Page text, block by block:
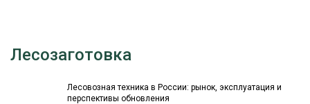
Лесозаготовка
Лесовозная техника в России: рынок, эксплуатация и
перспективы обновления